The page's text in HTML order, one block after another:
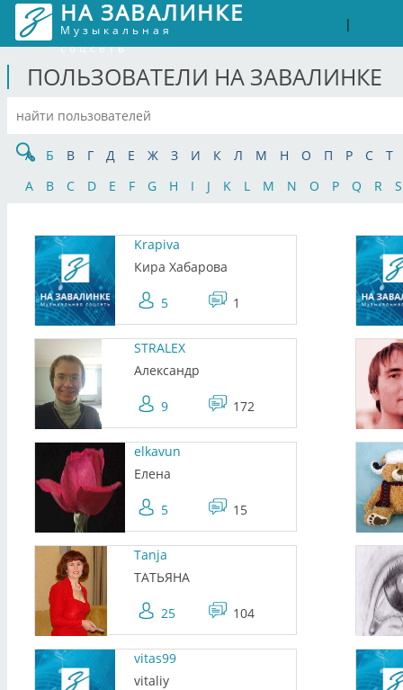
НА ЗАВАЛИНКЕ
Музыкальная
соцсеть
|
ПОЛЬЗОВАТЕЛИ НА ЗАВАЛИНКЕ
А Б В Г Д Е Ж З И К Л М Н О П Р С
Т
A
B C D E F G H I J K L M N O P Q R S
Krapiva
Кира Хабарова
5 1
STRALEX
Александр
9 172
elkavun
Елена
5 15
Tanja
ТАТЬЯНА
25 104
vitas99
vitaliy